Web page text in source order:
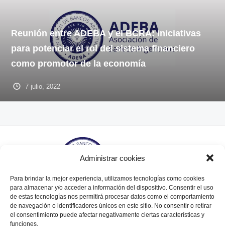
Administrar cookies
Para brindar la mejor experiencia, utilizamos tecnologías como cookies
para almacenar y/o acceder a información del dispositivo. Consentir el uso
de estas tecnologías nos permitirá procesar datos como el comportamiento
de navegación o identificadores únicos en este sitio. No consentir o retirar
el consentimiento puede afectar negativamente ciertas características y
funciones.
Reunión entre ADEBA y el BCRA: iniciativas
para potenciar el rol del sistema financiero
como promotor de la economía
7 julio, 2022
Tte. Gral. Juan Domingo Perón 564, piso 6° (C1038AAL)